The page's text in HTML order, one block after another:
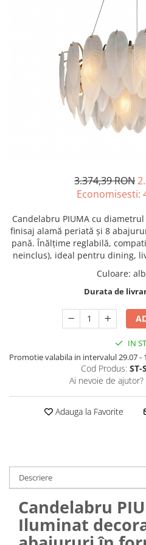
3.374,39 RON
Economisesti:
Candelabru PIUMA cu
finisaj alamă periată și 8
pană. Înălțime reglabilă,
neinclus), ideal pentru dining,
Culoare:
Durata de
IN
Promotie valabila in intervalul 29.07
Cod Produs: ST-
Ai nevoie de ajutor?
Adauga la Favorite
Descriere
Candelabru
Iluminat